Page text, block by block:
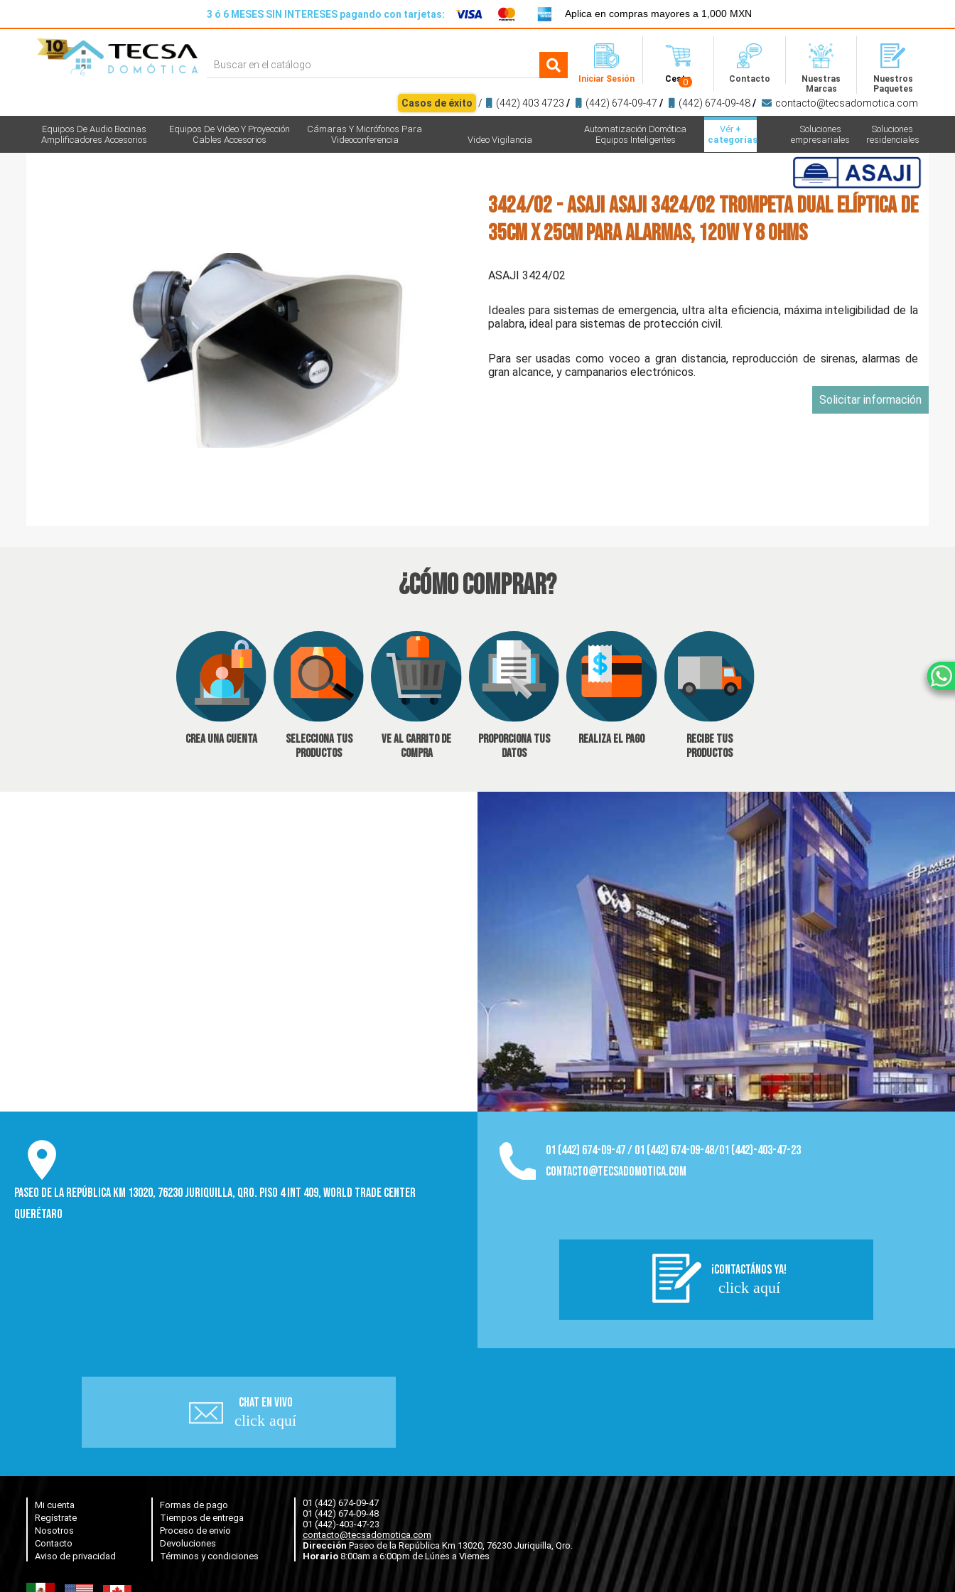
3 ó 6 MESES SIN INTERESES pagando con tarjetas: Aplica en compras mayores a 1,000 MXN
Iniciar Sesión Cesta
0 Contacto
Nuestras
Marcas
Nuestros
Paquetes
Casos de éxito / (442) 403 4723 / (442) 674-09-47 / (442) 674-09-48/ contacto@tecsadomotica.com
Equipos De Audio Bocinas
Amplificadores Accesorios
Equipos De Video Y Proyección
Cables Accesorios
Cámaras Y Micrófonos Para
Videoconferencia
Video Vigilancia
Automatización Domótica
Equipos Inteligentes
Vér +
categorías
Soluciones
residenciales
Soluciones
empresariales
3424/02 - ASAJI ASAJI 3424/02 Trompeta dual elíptica de
35cm x 25cm para alarmas, 120W y 8 ohms
ASAJI 3424/02
Ideales para sistemas de emergencia, ultra alta eficiencia, máxima inteligibilidad de la
palabra, ideal para sistemas de protección civil.
Para ser usadas como voceo a gran distancia, reproducción de sirenas, alarmas de
gran alcance, y campanarios electrónicos.
Solicitar información
¿Cómo Comprar?
Crea una cuenta
Selecciona tus
productos
Ve al carrito de
compra
Proporciona tus
datos
Realiza el pago
Recibe tus
productos
Paseo de la República Km 13020, 76230 Juriquilla, Qro. Piso 4 int 409, World trade Center
Querétaro
01 (442) 674-09-47 / 01 (442) 674-09-48/01 (442)-403-47-23
contacto@tecsadomotica.com
¡CONTACTÁNOS YA!
click aquí
CHAT EN VIVO
click aquí
Mi cuenta
Regístrate
Nosotros
Contacto
Aviso de privacidad
Formas de pago
Tiempos de entrega
Proceso de envío
Devoluciones
Términos y condiciones
01 (442) 674-09-47
01 (442) 674-09-48
01 (442)-403-47-23
contacto@tecsadomotica.com
Dirección Paseo de la República Km 13020, 76230 Juriquilla, Qro.
Horario 8:00am a 6:00pm de Lúnes a Viernes